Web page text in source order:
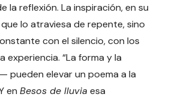
la reflexión. La inspiración, en su
lo atraviesa de repente, sino
con el silencio, con los
experiencia. “La forma y la
elevar un poema a la
enBesos de lluvia esa